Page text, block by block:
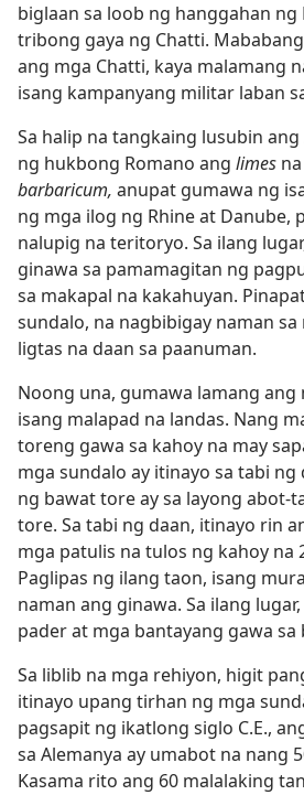
biglaan sa loob ng hanggahan ng
tribong gaya ng Chatti.
ang mga Chatti, kaya malamang
isang kampanyang militar laban
Sa halip na tangkaing lusubin ang
ng hukbong Romano ang limes
barbaricum, anupat gumawa ng
ng mga ilog ng Rhine at Danube,
nalupig na teritoryo. Sa ilang
ginawa sa pamamagitan ng
sa makapal na kakahuyan.
sundalo, na nagbibigay naman
ligtas na daan sa paanuman.
Noong una, gumawa lamang ang
isang malapad na landas. Nang
toreng gawa sa kahoy na may
mga sundalo ay itinayo sa tabi ng
ng bawat tore ay sa layong abot-
tore. Sa tabi ng daan, itinayo rin
mga patulis na tulos ng kahoy na
Paglipas ng ilang taon, isang
naman ang ginawa. Sa ilang
pader at mga bantayang gawa sa
Sa liblib na mga rehiyon, higit
itinayo upang tirhan ng mga
pagsapit ng ikatlong siglo C.E.,
sa Alemanya ay umabot na nang
Kasama rito ang 60 malalaking